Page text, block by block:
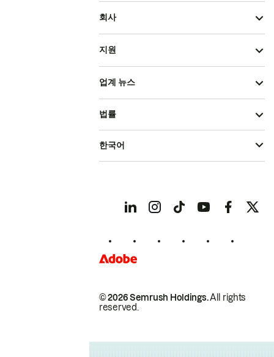
회사
지원
업계 뉴스
© 2026 Semrush Holdings.All rights
reserved.
법률
한국어